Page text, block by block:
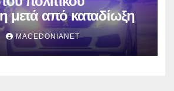
μετά από καταδίωξη
MACEDONIANET